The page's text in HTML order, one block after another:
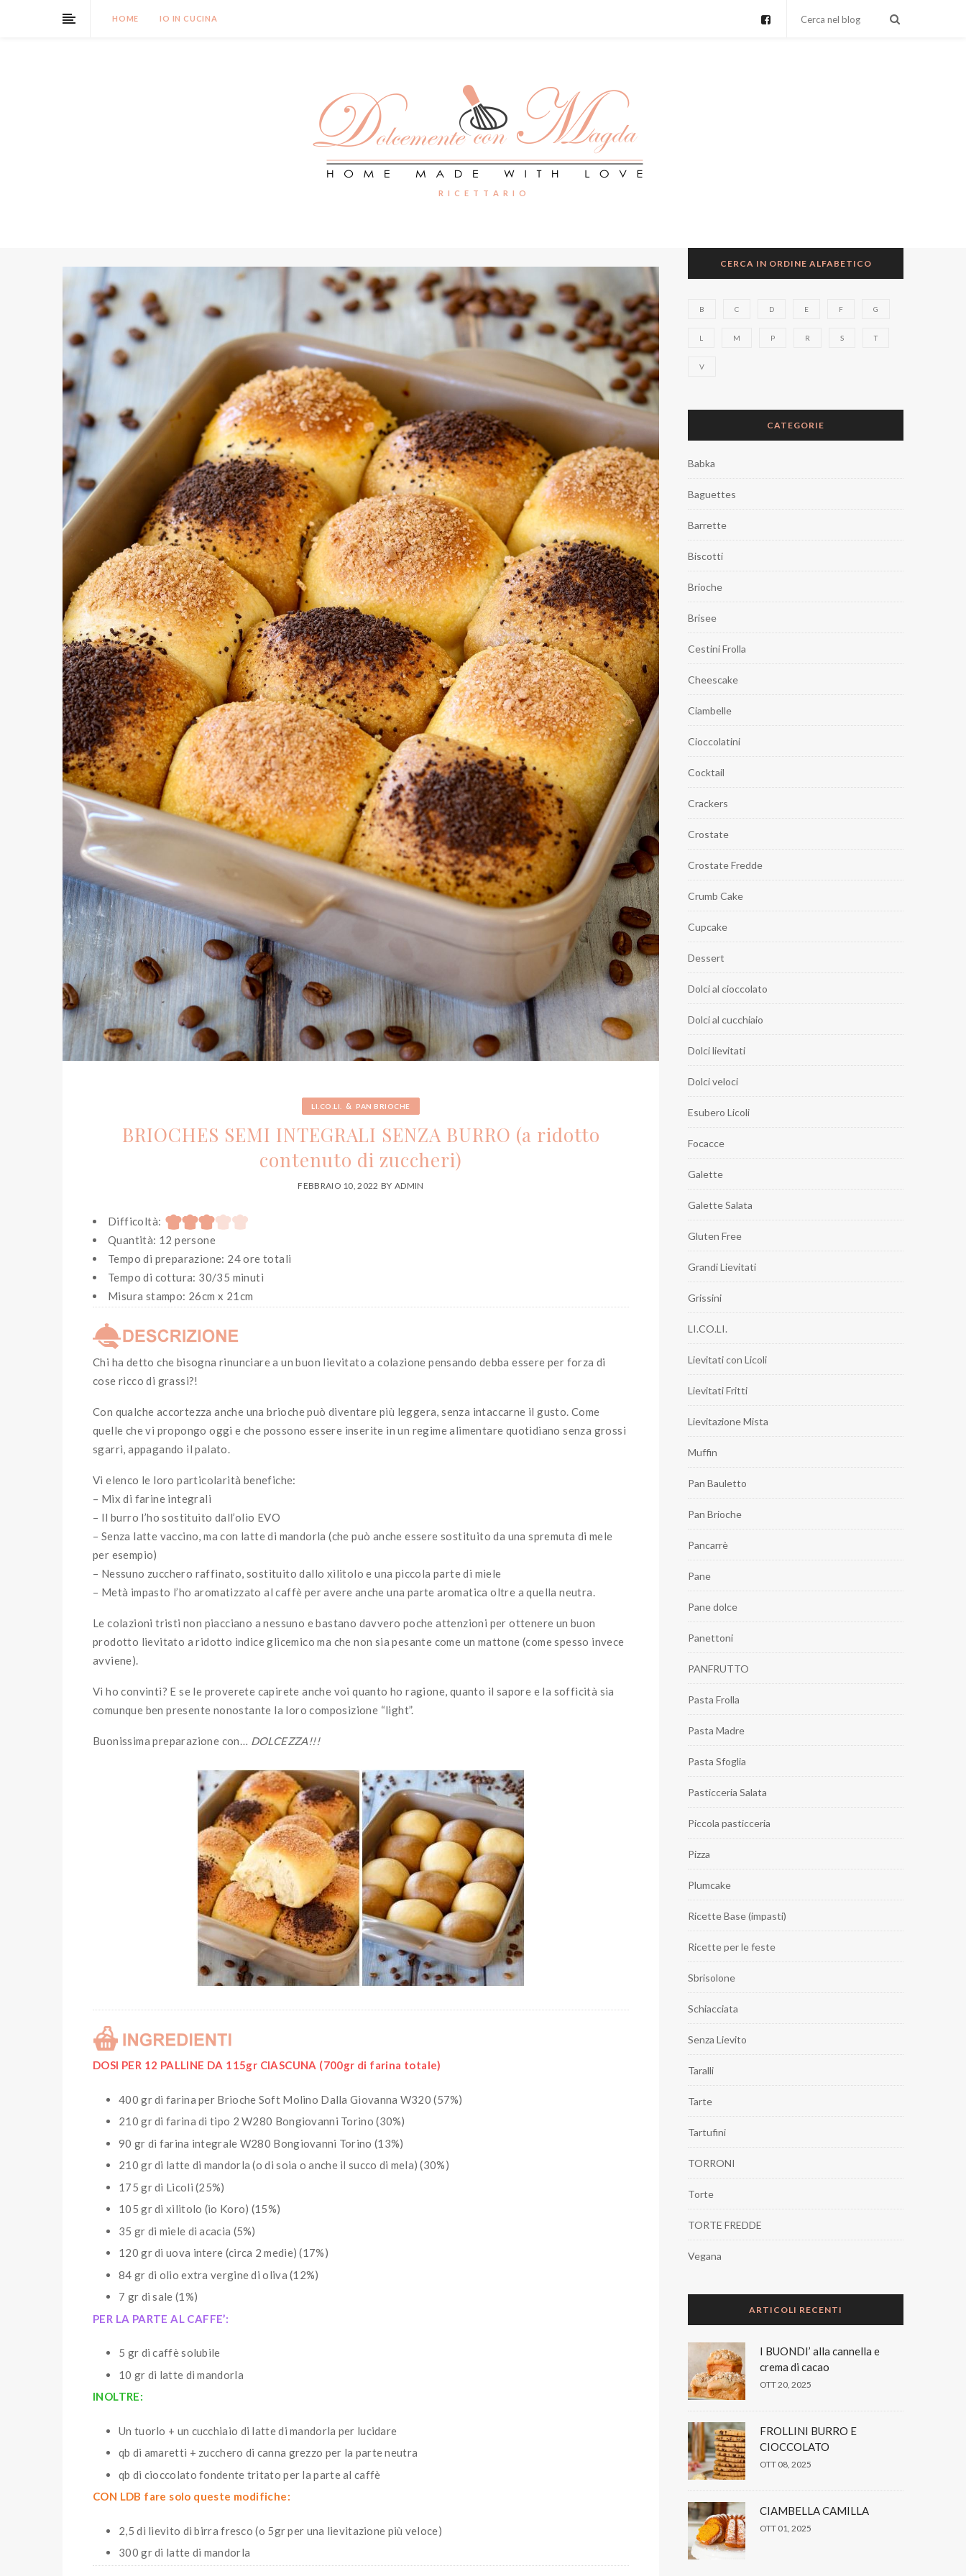
HOME IO IN CUCINA
R I C E T T A R I O
LI.CO.LI. & PAN BRIOCHE
BRIOCHES SEMI INTEGRALI SENZA BURRO (a ridotto
contenuto di zuccheri)
FEBBRAIO 10, 2022 BY ADMIN
Difficoltà:
Quantità: 12 persone
Tempo di preparazione: 24 ore totali
Tempo di cottura: 30/35 minuti
Misura stampo: 26cm x 21cm
Chi ha detto che bisogna rinunciare a un buon lievitato a colazione pensando debba essere per forza di
cose ricco di grassi?!
Con qualche accortezza anche una brioche può diventare più leggera, senza intaccarne il gusto. Come
quelle che vi propongo oggi e che possono essere inserite in un regime alimentare quotidiano senza grossi
sgarri, appagando il palato.
Vi elenco le loro particolarità benefiche:
– Mix di farine integrali
– Il burro l’ho sostituito dall’olio EVO
– Senza latte vaccino, ma con latte di mandorla (che può anche essere sostituito da una spremuta di mele
per esempio)
– Nessuno zucchero raffinato, sostituito dallo xilitolo e una piccola parte di miele
– Metà impasto l’ho aromatizzato al caffè per avere anche una parte aromatica oltre a quella neutra.
Le colazioni tristi non piacciano a nessuno e bastano davvero poche attenzioni per ottenere un buon
prodotto lievitato a ridotto indice glicemico ma che non sia pesante come un mattone (come spesso invece
avviene).
Vi ho convinti? E se le proverete capirete anche voi quanto ho ragione, quanto il sapore e la sofficità sia
comunque ben presente nonostante la loro composizione “light”.
Buonissima preparazione con… DOLCEZZA!!!
DOSI PER 12 PALLINE DA 115gr CIASCUNA (700gr di farina totale)
400 gr di farina per Brioche Soft Molino Dalla Giovanna W320 (57%)
210 gr di farina di tipo 2 W280 Bongiovanni Torino (30%)
90 gr di farina integrale W280 Bongiovanni Torino (13%)
210 gr di latte di mandorla (o di soia o anche il succo di mela) (30%)
175 gr di Licoli (25%)
105 gr di xilitolo (io Koro) (15%)
35 gr di miele di acacia (5%)
120 gr di uova intere (circa 2 medie) (17%)
84 gr di olio extra vergine di oliva (12%)
7 gr di sale (1%)
PER LA PARTE AL CAFFE’:
5 gr di caffè solubile
10 gr di latte di mandorla
INOLTRE:
Un tuorlo + un cucchiaio di latte di mandorla per lucidare
qb di amaretti + zucchero di canna grezzo per la parte neutra
qb di cioccolato fondente tritato per la parte al caffè
CON LDB fare solo queste modifiche:
2,5 di lievito di birra fresco (o 5gr per una lievitazione più veloce)
300 gr di latte di mandorla
CERCA IN ORDINE ALFABETICO
B C D E F G
L M P R S T
V
CATEGORIE
Babka
Baguettes
Barrette
Biscotti
Brioche
Brisee
Cestini Frolla
Cheescake
Ciambelle
Cioccolatini
Cocktail
Crackers
Crostate
Crostate Fredde
Crumb Cake
Cupcake
Dessert
Dolci al cioccolato
Dolci al cucchiaio
Dolci lievitati
Dolci veloci
Esubero Licoli
Focacce
Galette
Galette Salata
Gluten Free
Grandi Lievitati
Grissini
LI.CO.LI.
Lievitati con Licoli
Lievitati Fritti
Lievitazione Mista
Muffin
Pan Bauletto
Pan Brioche
Pancarrè
Pane
Pane dolce
Panettoni
PANFRUTTO
Pasta Frolla
Pasta Madre
Pasta Sfoglia
Pasticceria Salata
Piccola pasticceria
Pizza
Plumcake
Ricette Base (impasti)
Ricette per le feste
Sbrisolone
Schiacciata
Senza Lievito
Taralli
Tarte
Tartufini
TORRONI
Torte
TORTE FREDDE
Vegana
ARTICOLI RECENTI
I BUONDI’ alla cannella e
crema di cacao
OTT 20, 2025
FROLLINI BURRO E
CIOCCOLATO
OTT 08, 2025
CIAMBELLA CAMILLA
OTT 01, 2025